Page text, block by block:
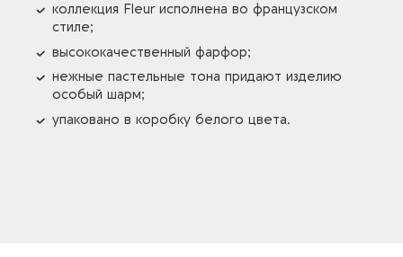
коллекция Fleur исполнена во французском
стиле;
высококачественный фарфор;
нежные пастельные тона придают изделию
особый шарм;
упаковано в коробку белого цвета.